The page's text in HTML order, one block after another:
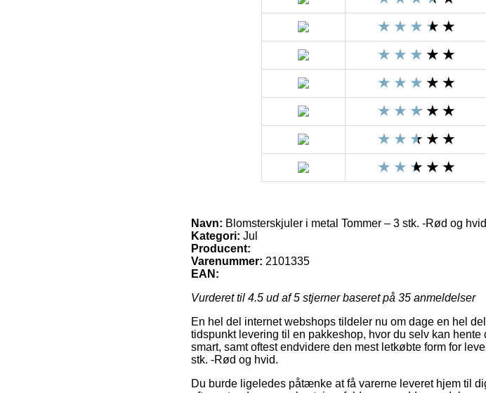
Navn: Blomsterskjuler i metal Tommer – 3 stk. -Rød og hvid
Kategori: Jul
Producent:
Varenummer: 2101335
EAN:
Vurderet til 4.5 ud af 5 stjerner baseret på 35 anmeldelser
En hel del internet webshops tildeler nu om dage en hel
tidspunkt levering til en pakkeshop, hvor du selv kan
smart, samt oftest endvidere den mest letkøbte form for
stk. -Rød og hvid.
Du burde ligeledes påtænke at få varerne leveret hjem til